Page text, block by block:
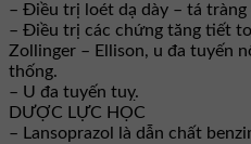
– Điều trị loét dạ dày – tá tràng
– Điều trị các chứng tăng tiết
Zollinger – Ellison, u đa tuyến
thống.
– U đa tuyến tuỵ.
DƯỢC LỰC HỌC
– Lansoprazol là dẫn chất